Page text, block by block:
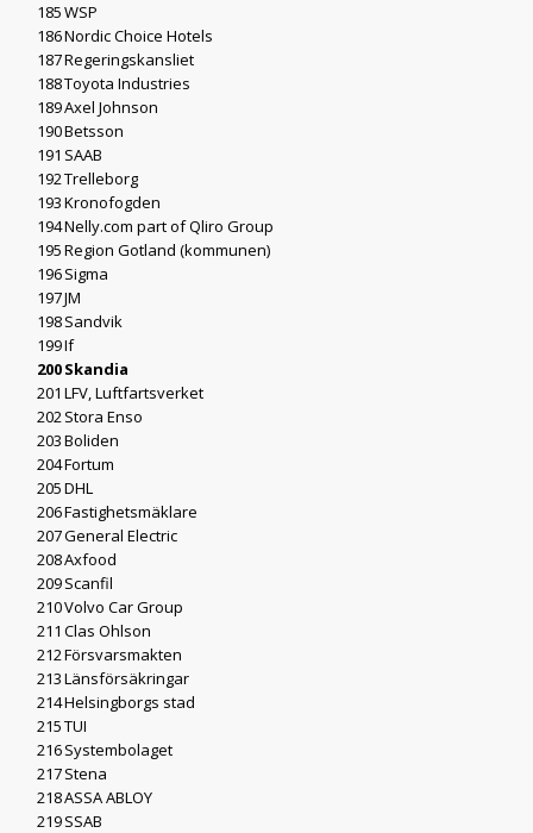
185WSP
186Nordic Choice Hotels
187Regeringskansliet
188Toyota Industries
189Axel Johnson
190Betsson
191 SAAB
192Trelleborg
193Kronofogden
194Nelly.com part of Qliro Group
195Region Gotland (kommunen)
196Sigma
197JM
198Sandvik
199If
200Skandia
201 LFV, Luftfartsverket
202Stora Enso
203Boliden
204Fortum
205DHL
206Fastighetsmäklare
207General Electric
208Axfood
209Scanfil
210Volvo Car Group
211 Clas Ohlson
212Försvarsmakten
213Länsförsäkringar
214Helsingborgs stad
215TUI
216Systembolaget
217Stena
218ASSA ABLOY
219SSAB